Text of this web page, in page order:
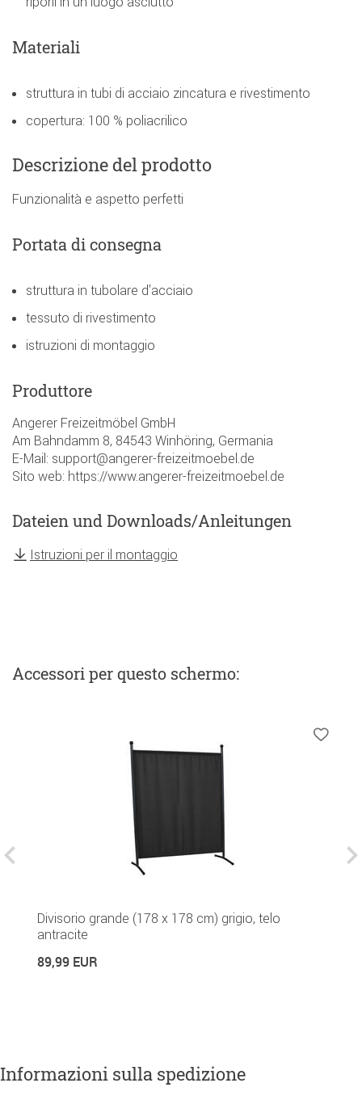
Materiali
struttura in tubi di acciaio zincatura e rivestimento
copertura: 100 % poliacrilico
Descrizione del prodotto
Funzionalità e aspetto perfetti
Portata di consegna
struttura in tubolare d'acciaio
tessuto di rivestimento
istruzioni di montaggio
Produttore
Angerer Freizeitmöbel GmbH
Am Bahndamm 8, 84543 Winhöring, Germania
E-Mail: support@angerer-freizeitmoebel.de
Sito web: https://www.angerer-freizeitmoebel.de
Dateien und Downloads/Anleitungen
Istruzioni per il montaggio
Accessoriper questo schermo:
Divisorio grande (178 x 178 cm) grigio, telo
antracite
89,99 EUR
Informazioni sulla spedizione